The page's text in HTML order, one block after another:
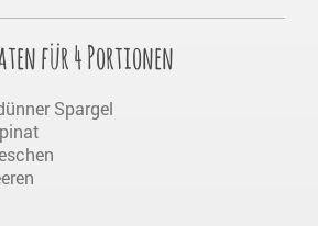
für 4 Portionen
Spargel